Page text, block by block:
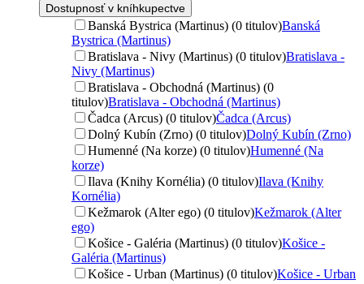
Dostupnosť v kníhkupectve
Banská Bystrica (Martinus) (0 titulov)Banská
Bystrica (Martinus)
Bratislava - Nivy (Martinus) (0 titulov)Bratislava -
Nivy (Martinus)
Bratislava - Obchodná (Martinus) (0
titulov)Bratislava - Obchodná (Martinus)
Čadca (Arcus) (0 titulov)Čadca (Arcus)
Dolný Kubín (Zrno) (0 titulov)Dolný Kubín (Zrno)
Humenné (Na korze) (0 titulov)Humenné (Na
korze)
Ilava (Knihy Kornélia) (0 titulov)Ilava (Knihy
Kornélia)
Kežmarok (Alter ego) (0 titulov)Kežmarok (Alter
ego)
Košice - Galéria (Martinus) (0 titulov)Košice -
Galéria (Martinus)
Košice - Urban (Martinus) (0 titulov)Košice - Urban